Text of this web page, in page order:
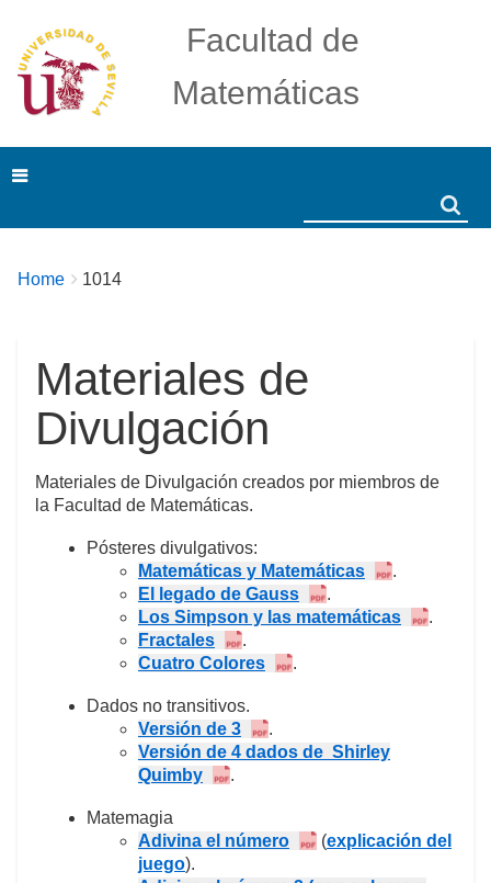
Facultad de
Matemáticas
Breadcrumbs
You
Home 1014
Materiales de
Divulgación
Materiales de Divulgación creados por miembros de
la Facultad de Matemáticas.
Pósteres divulgativos:
Matemáticas y Matemáticas
.
El legado de Gauss
.
Los Simpson y las matemáticas
.
Fractales
.
Cuatro Colores
.
Dados no transitivos.
Versión de 3
.
Versión de 4 dados de Shirley
Quimby
.
Matemagia
Adivina el número
(explicación del
juego).